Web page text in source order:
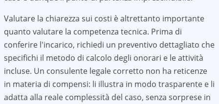
Valutare la chiarezza sui costi è altrettanto importante
quanto valutare la competenza tecnica. Prima di
conferire l'incarico, richiedi un preventivo dettagliato che
specifichi il metodo di calcolo degli onorari e le attività
incluse. Un consulente legale corretto non ha reticenze
in materia di compensi: li illustra in modo trasparente e li
adatta alla reale complessità del caso, senza sorprese in